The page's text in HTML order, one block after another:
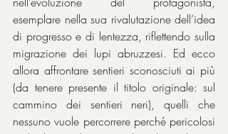
esemplare nella sua rivalutazione dell’idea
di progresso e di lentezza, riflettendo sulla
migrazione dei lupi abruzzesi. Ed ecco
allora affrontare sentieri sconosciuti ai più
(da tenere presente il titolo originale: sul
cammino dei sentieri neri), quelli che
nessuno vuole percorrere perché pericolosi